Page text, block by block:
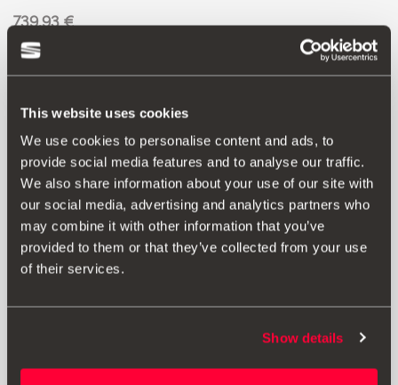
This website uses cookies
We use cookies to personalise content and ads, to
provide social media features and to analyse our traffic.
We also share information about your use of our site with
our social media, advertising and analytics partners who
may combine it with other information that you’ve
provided to them or that they’ve collected from your use
of their services.
Show details
739.93 €
Produkt ansehen